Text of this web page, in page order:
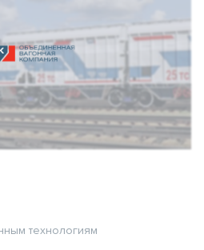
технологиям